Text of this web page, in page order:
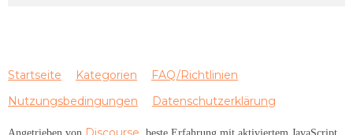
Startseite Kategorien
FAQ/Richtlinien
Nutzungsbedingungen
Datenschutzerklärung